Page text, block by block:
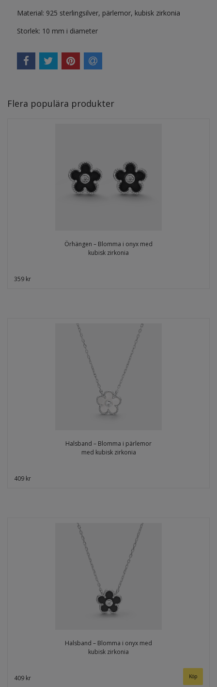
Material: 925 sterlingsilver, pärlemor, kubisk zirkonia
Storlek: 10 mm i diameter
Flera populära produkter
Örhängen – Blomma i onyx med
kubisk zirkonia
359 kr
Halsband – Blomma i pärlemor
med kubisk zirkonia
409 kr
Halsband – Blomma i onyx med
kubisk zirkonia
409 kr